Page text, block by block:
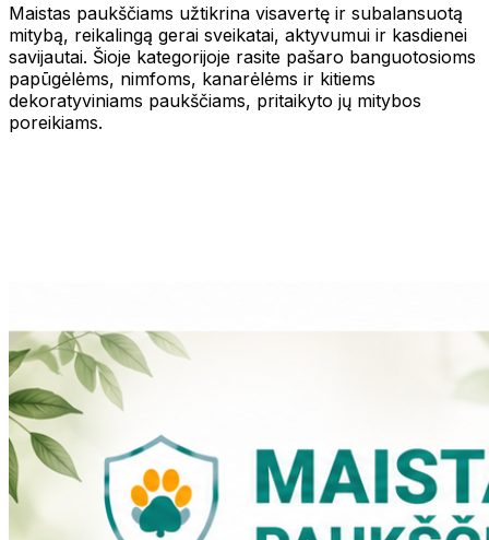
Maistas paukščiams užtikrina visavertę ir subalansuotą
mitybą, reikalingą gerai sveikatai, aktyvumui ir kasdienei
savijautai. Šioje kategorijoje rasite pašaro banguotosioms
papūgėlėms, nimfoms, kanarėlėms ir kitiems
dekoratyviniams paukščiams, pritaikyto jų mitybos
poreikiams.